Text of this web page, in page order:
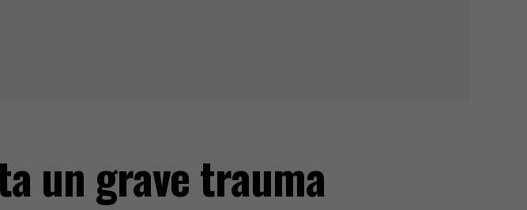
un grave trauma